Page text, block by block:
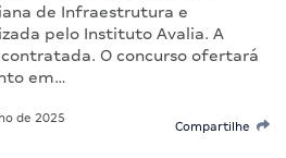
de Infraestrutura e
pelo Instituto Avalia. A
O concurso ofertará
em…
de 2025
Compartilhe